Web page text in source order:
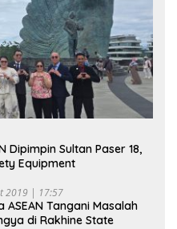
Dipimpin Sultan Paser 18,
Equipment
2019 | 17:57
ASEAN Tangani Masalah
di Rakhine State